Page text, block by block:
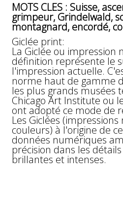
MOTS CLES : Suisse,
grimpeur, Grindelwald,
montagnard, encordé,
Giclée print:
La Giclée ou
définition représente le
l'impression actuelle.
norme haut de gamme
les plus grands musées
Chicago Art Institute ou
ont adopté ce mode de
Les Giclées
couleurs) à l'origine de
données numériques
précision dans les
brillantes et intenses.